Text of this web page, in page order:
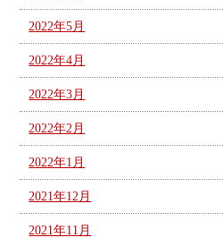
2022年5月
2022年4月
2022年3月
2022年2月
2022年1月
2021年12月
2021年11月